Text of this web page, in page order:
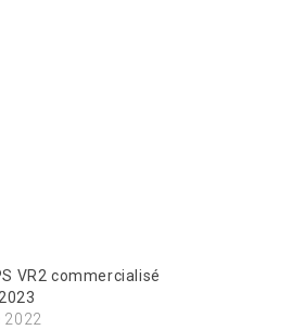
VR2 commercialisé
2022